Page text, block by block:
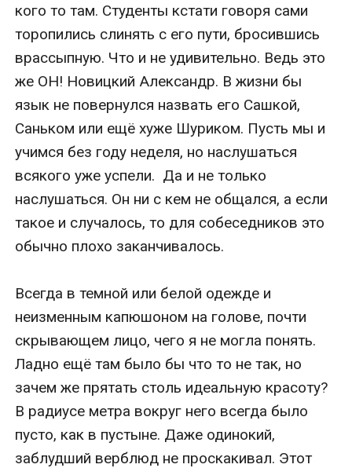
кого то там. Студенты кстати говоря сами
торопились слинять с его пути, бросившись
врассыпную. Что и не удивительно. Ведь это
же ОН! Новицкий Александр. В жизни бы
язык не повернулся назвать его Сашкой,
Саньком или ещё хуже Шуриком. Пусть мы и
учимся без году неделя, но наслушаться
всякого уже успели.  Да и не только
наслушаться. Он ни с кем не общался, а если
такое и случалось, то для собеседников это
обычно плохо заканчивалось.
Всегда в темной или белой одежде и
неизменным капюшоном на голове, почти
скрывающем лицо, чего я не могла понять.
Ладно ещё там было бы что то не так, но
зачем же прятать столь идеальную красоту?
В радиусе метра вокруг него всегда было
пусто, как в пустыне. Даже одинокий,
заблудший верблюд не проскакивал. Этот